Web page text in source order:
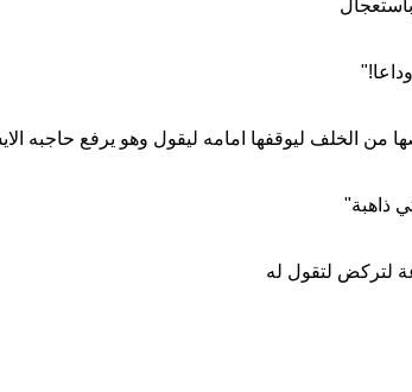
من الخلف ليوقفها امامه ليقول وهو يرفع حاجبه
ذاهبة"
لتركض لتقول له